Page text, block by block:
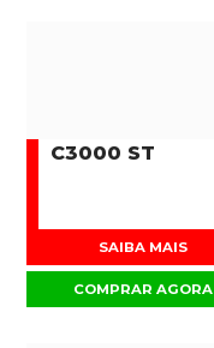
C3000 ST
SAIBA MAIS
COMPRAR AGORA